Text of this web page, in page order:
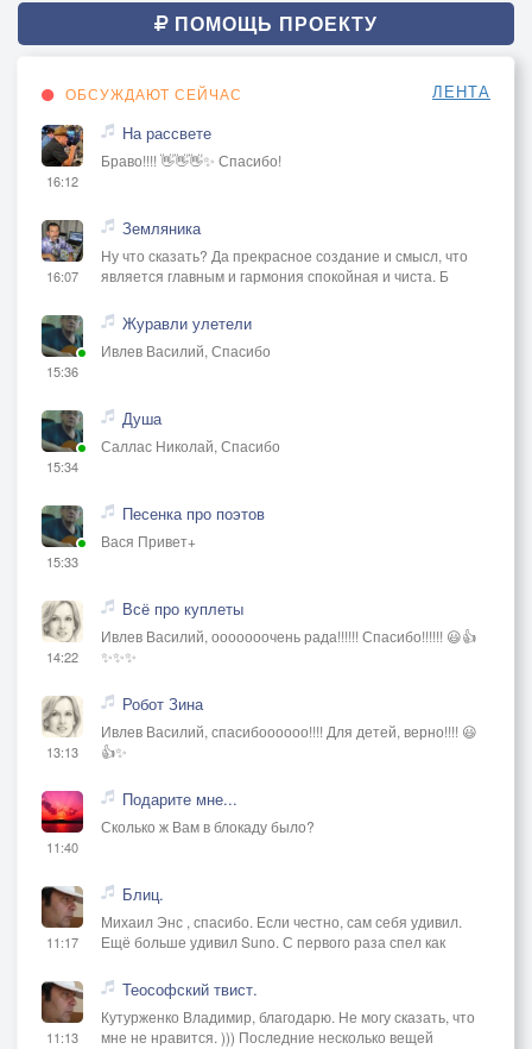
ПОМОЩЬ ПРОЕКТУ
ОБСУЖДАЮТ СЕЙЧАС ЛЕНТА
16:12
На рассвете
Браво!!!! 👋👋👋✨ Спасибо!
16:07
Земляника
Ну что сказать? Да прекрасное создание и смысл, что
является главным и гармония спокойная и чиста. Б
15:36
Журавли улетели
Ивлев Василий, Спасибо
15:34
Душа
Саллас Николай, Спасибо
15:33
Песенка про поэтов
Вася Привет+
14:22
Всё про куплеты
Ивлев Василий, ооооооочень рада!!!!!! Спасибо!!!!!! 😃👍
✨✨✨
13:13
Робот Зина
Ивлев Василий, спасибоооооо!!!! Для детей, верно!!!! 😃
👍✨
11:40
Подарите мне...
Сколько ж Вам в блокаду было?
11:17
Блиц.
Михаил Энс , спасибо. Если честно, сам себя удивил.
Ещё больше удивил Suno. С первого раза спел как
11:13
Теософский твист.
Кутурженко Владимир, благодарю. Не могу сказать, что
мне не нравится. ))) Последние несколько вещей